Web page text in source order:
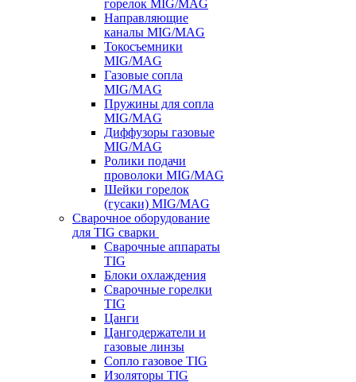
горелок MIG/MAG
Направляющие
каналы MIG/MAG
Токосъемники
MIG/MAG
Газовые сопла
MIG/MAG
Пружины для сопла
MIG/MAG
Диффузоры газовые
MIG/MAG
Ролики подачи
проволоки MIG/MAG
Шейки горелок
(гусаки) MIG/MAG
Сварочное оборудование
для TIG сварки
Сварочные аппараты
TIG
Блоки охлаждения
Сварочные горелки
TIG
Цанги
Цангодержатели и
газовые линзы
Сопло газовое TIG
Изоляторы TIG